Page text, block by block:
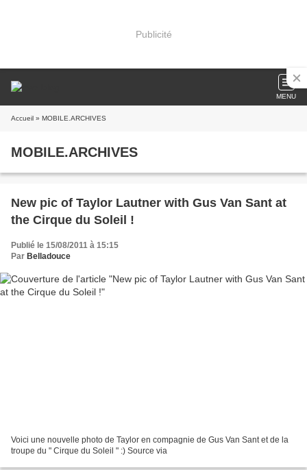
Publicité
MENU
Accueil » MOBILE.ARCHIVES
MOBILE.ARCHIVES
New pic of Taylor Lautner with Gus Van Sant at
the Cirque du Soleil !
Publié le 15/08/2011 à 15:15
Par Belladouce
Voici une nouvelle photo de Taylor en compagnie de Gus Van Sant et de la
troupe du " Cirque du Soleil " :) Source via